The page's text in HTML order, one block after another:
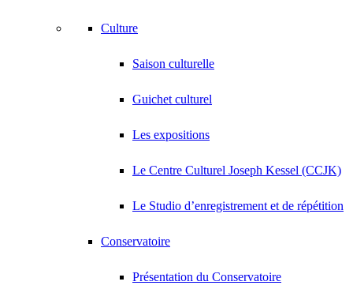
Culture
Saison culturelle
Guichet culturel
Les expositions
Le Centre Culturel Joseph Kessel (CCJK)
Le Studio d’enregistrement et de répétition
Conservatoire
Présentation du Conservatoire